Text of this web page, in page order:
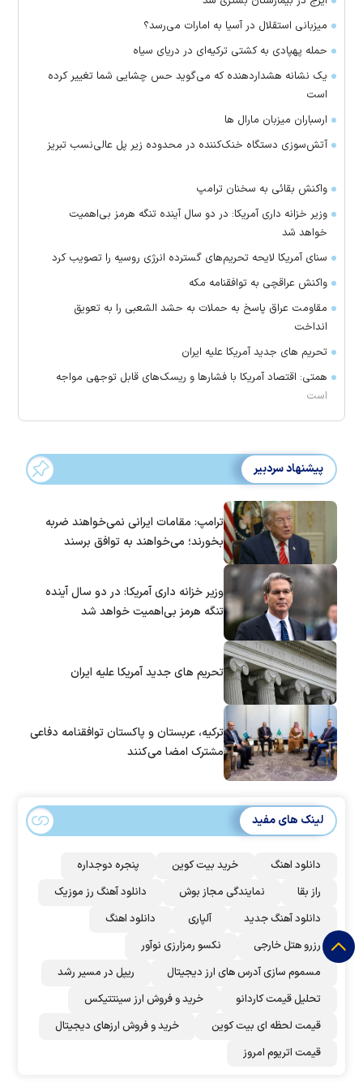
میزبانی استقلال در آسیا به امارات می‌رسد؟
حمله پهپادی به کشتی ترکیه‌ای در دریای سیاه
یک نشانه هشداردهنده که می‌گوید حس چشایی شما تغییر کرده
است
ارسباران میزبان مارال ها
آتش‌سوزی دستگاه خنک‌کننده در محدوده زیر پل عالی‌نسب تبریز
واکنش بقائی به سخنان ترامپ
وزیر خزانه داری آمریکا: در دو سال آینده تنگه هرمز بی‌اهمیت
خواهد شد
سنای آمریکا لایحه تحریم‌های گسترده انرژی روسیه را تصویب کرد
واکنش عراقچی به توافقنامه مکه
مقاومت عراق پاسخ به حملات به حشد الشعبی را به تعویق
انداخت
تحریم های جدید آمریکا علیه ایران
همتی: اقتصاد آمریکا با فشارها و ریسک‌های قابل توجهی مواجه
است
پیشنهاد سردبیر
ترامپ: مقامات ایرانی نمی‌خواهند ضربه
بخورند؛ می‌خواهند به توافق برسند
وزیر خزانه داری آمریکا: در دو سال آینده
تنگه هرمز بی‌اهمیت خواهد شد
تحریم های جدید آمریکا علیه ایران
ترکیه، عربستان و پاکستان توافقنامه دفاعی
مشترک امضا می‌کنند
لینک های مفید
دانلود اهنگ خرید بیت کوین
پنجره دوجداره
راز بقا
نمایندگی مجاز بوش
دانلود آهنگ رز‌ موزیک
دانلود آهنگ جدید
آلپاری
دانلود اهنگ
رزرو هتل خارجی
نکسو رمزارزی نوآور
مسموم سازی آدرس های ارز دیجیتال
ریپل در مسیر رشد
تحلیل قیمت کاردانو
خرید و فروش ارز سینتتیکس
قیمت لحظه ای بیت کوین
خرید و فروش ارزهای دیجیتال
قیمت اتریوم امروز